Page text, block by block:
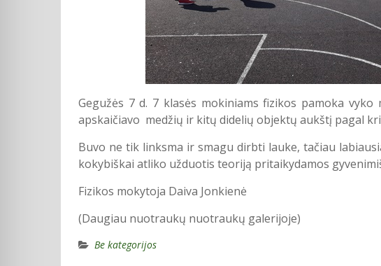
Gegužės 7 d. 7 klasės mokiniams fizikos pamoka
apskaičiavo medžių ir kitų didelių objektų aukštį pagal
Buvo ne tik linksma ir smagu dirbti lauke, tačiau
kokybiškai atliko užduotis teoriją pritaikydamos
Fizikos mokytoja Daiva Jonkienė
(Daugiau nuotraukų nuotraukų galerijoje)
Be kategorijos